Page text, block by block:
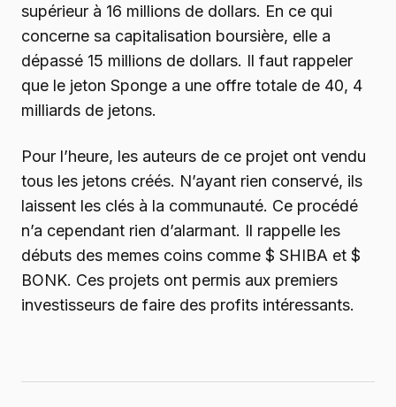
supérieur à 16 millions de dollars. En ce qui
concerne sa capitalisation boursière, elle a
dépassé 15 millions de dollars. Il faut rappeler
que le jeton Sponge a une offre totale de 40, 4
milliards de jetons.
Pour l’heure, les auteurs de ce projet ont vendu
tous les jetons créés. N’ayant rien conservé, ils
laissent les clés à la communauté. Ce procédé
n’a cependant rien d’alarmant. Il rappelle les
débuts des memes coins comme $ SHIBA et $
BONK. Ces projets ont permis aux premiers
investisseurs de faire des profits intéressants.